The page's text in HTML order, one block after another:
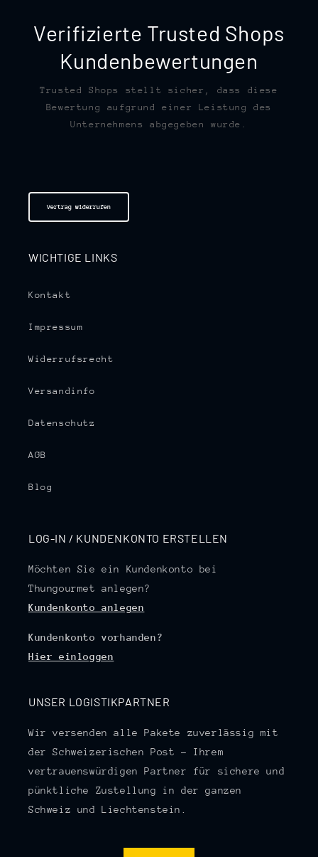
Verifizierte Trusted Shops
Kundenbewertungen
Trusted Shops stellt sicher, dass diese
Bewertung aufgrund einer Leistung des
Unternehmens abgegeben wurde.
Vertrag widerrufen
WICHTIGE LINKS
Kontakt
Impressum
Widerrufsrecht
Versandinfo
Datenschutz
AGB
Blog
LOG-IN / KUNDENKONTO ERSTELLEN
Möchten Sie ein Kundenkonto bei
Thungourmet anlegen?
Kundenkonto anlegen
Kundenkonto vorhanden?
Hier einloggen
UNSER LOGISTIKPARTNER
Wir versenden alle Pakete zuverlässig mit
der Schweizerischen Post – Ihrem
vertrauenswürdigen Partner für sichere und
pünktliche Zustellung in der ganzen
Schweiz und Liechtenstein.